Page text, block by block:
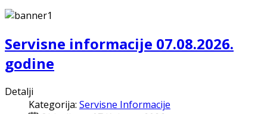
Servisne informacije 07.08.2026.
godine
Detalji
Kategorija: Servisne Informacije